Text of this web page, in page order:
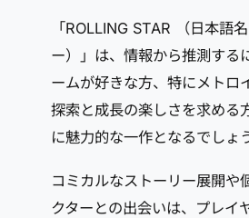
「ROLLING STAR （日本語
ー）」は、情報から推測する
ームが好きな方、特にメトロ
探索と成長の楽しさを求める
に魅力的な一作となるでしょう
コミカルなストーリー展開や
クターとの出会いは、プレイ